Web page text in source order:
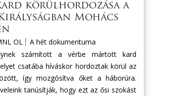
körülhordozása a
Mohács
OL
A hét dokumentuma
számított a vérbe mártott kard
csatába híváskor hordoztak körül az
így mozgósítva őket a háborúra.
tanúsítják, hogy ezt az ősi szokást